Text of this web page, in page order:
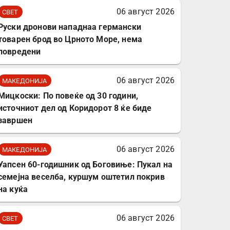
комплет за заштита на
СВЕТ
06 август 2026
дронови нападнаа германски
брод во Црното Море, нема
МАКЕДОНИЈА
06 август 2026
По повеќе од 30 години,
дел од Коридорот 8 ќе биде
МАКЕДОНИЈА
06 август 2026
60-годишник од Боговиње: Пукал на
веселба, куршум оштетил покрив
куќа
СВЕТ
06 август 2026